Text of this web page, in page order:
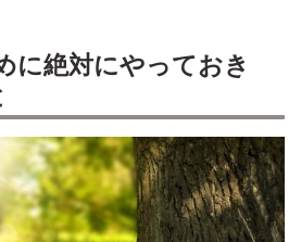
に絶対にやっておき